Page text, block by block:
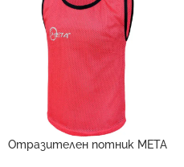
Отразителен потник META